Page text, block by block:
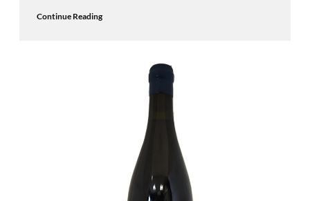
Continue Reading